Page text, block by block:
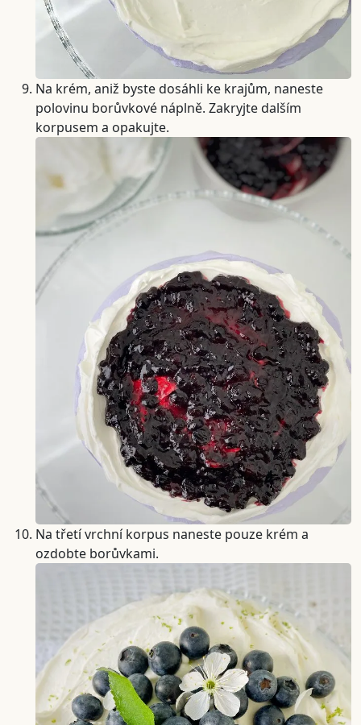
Na krém, aniž byste dosáhli ke krajům, naneste
polovinu borůvkové náplně. Zakryjte dalším
korpusem a opakujte.
Na třetí vrchní korpus naneste pouze krém a
ozdobte borůvkami.